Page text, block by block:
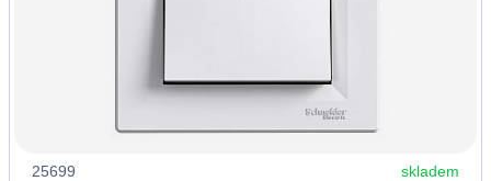
25699 skladem